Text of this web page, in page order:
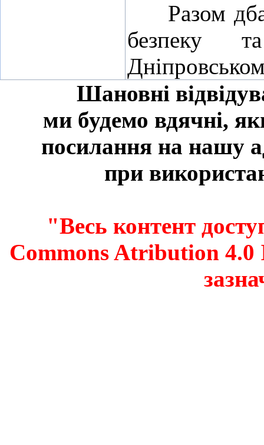
Разом
безпеку
Шановні
ми будемо вдячні,
посилання на нашу
при
"Весь контент
Commons Atribution